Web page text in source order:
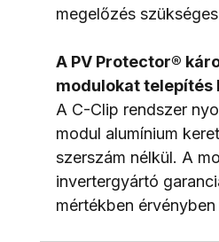
megelőzés
A PV Protector®
modulokat telepítés
A C-Clip rendszer
modul alumínium
szerszám nélkül. A
invertergyártó
mértékben érvényben